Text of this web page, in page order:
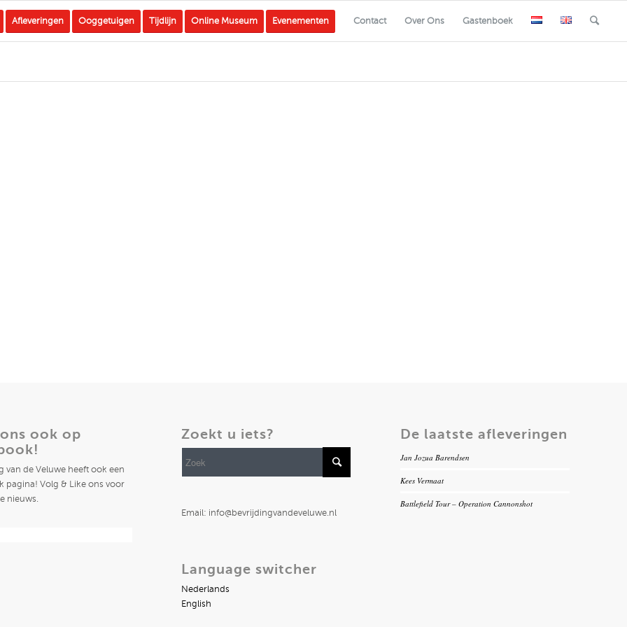
Afleveringen Ooggetuigen Tijdlijn Online Museum Evenementen Contact Over Ons Gastenboek
ook op
van de Veluwe heeft ook een
pagina! Volg & Like ons voor
nieuws.
Zoekt u iets?
Email: info@bevrijdingvandeveluwe.nl
Language switcher
Nederlands
English
De laatste afleveringen
Jan Jozua Barendsen
Kees Vermaat
Battlefield Tour – Operation Cannonshot